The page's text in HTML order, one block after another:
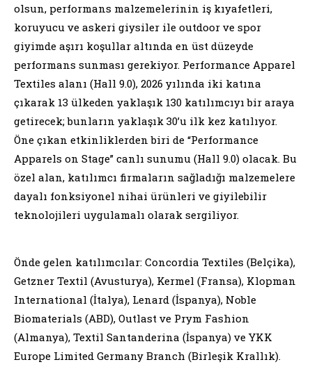
olsun, performans malzemelerinin iş kıyafetleri,
koruyucu ve askeri giysiler ile outdoor ve spor
giyimde aşırı koşullar altında en üst düzeyde
performans sunması gerekiyor. Performance Apparel
Textiles alanı (Hall 9.0), 2026 yılında iki katına
çıkarak 13 ülkeden yaklaşık 130 katılımcıyı bir araya
getirecek; bunların yaklaşık 30’u ilk kez katılıyor.
Öne çıkan etkinliklerden biri de “Performance
Apparels on Stage” canlı sunumu (Hall 9.0) olacak. Bu
özel alan, katılımcı firmaların sağladığı malzemelere
dayalı fonksiyonel nihai ürünleri ve giyilebilir
teknolojileri uygulamalı olarak sergiliyor.
Önde gelen katılımcılar: Concordia Textiles (Belçika),
Getzner Textil (Avusturya), Kermel (Fransa), Klopman
International (İtalya), Lenard (İspanya), Noble
Biomaterials (ABD), Outlast ve Prym Fashion
(Almanya), Textil Santanderina (İspanya) ve YKK
Europe Limited Germany Branch (Birleşik Krallık).